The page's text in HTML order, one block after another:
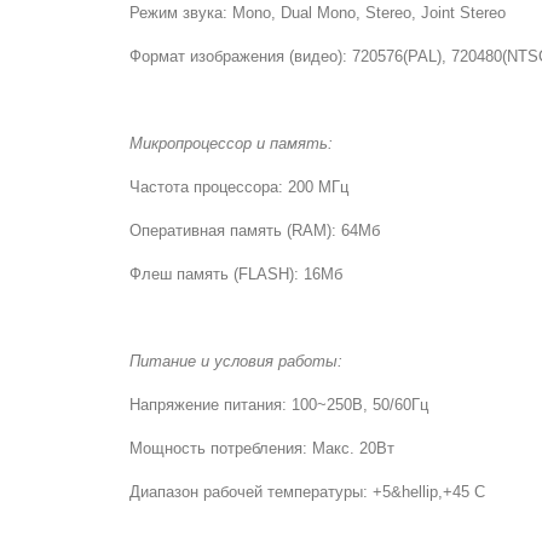
Режим звука: Mono, Dual Mono, Stereo, Joint Stereo
Формат изображения (видео): 720576(PAL),
Микропроцессор и память:
Частота процессора: 200 MГц
Оперативная память (RAM): 64Мб
Флеш память (FLASH): 16Мб
Питание и условия работы:
Напряжение питания: 100~250В, 50/60Гц
Мощность потребления: Макс. 20Вт
Диапазон рабочей температуры: +5&hellip,+45 С